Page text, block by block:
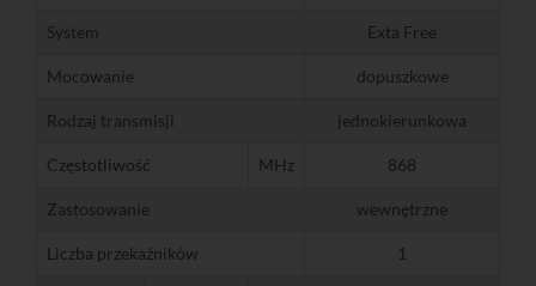
System Exta Free
Mocowanie dopuszkowe
Rodzaj transmisji jednokierunkowa
Częstotliwość MHz 868
Zastosowanie wewnętrzne
Liczba przekaźników 1